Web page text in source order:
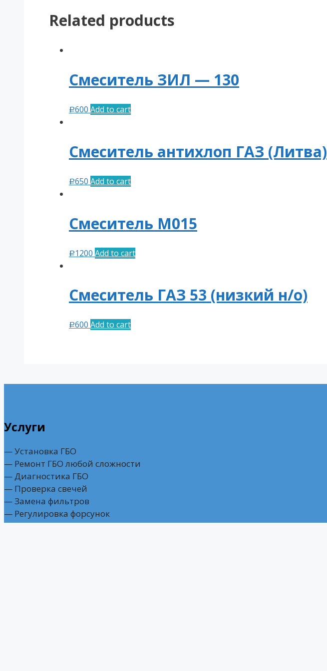
Related products
Смеситель ЗИЛ — 130
Р600 Add to cart
Смеситель антихлоп ГАЗ (Литва)
Р650 Add to cart
Смеситель М015
Р 1200 Add to cart
Смеситель ГАЗ 53 (низкий н/о)
Р600 Add to cart
Услуги
— Установка ГБО
— Ремонт ГБО любой сложности
— Диагностика ГБО
— Проверка свечей
— Замена фильтров
— Регулировка форсунок
— Ремонт редуктора